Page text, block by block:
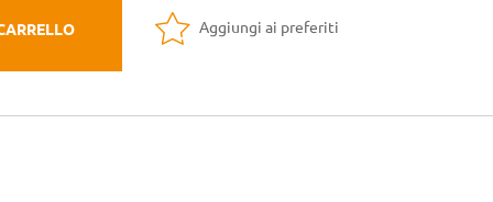
Aggiungi ai preferiti